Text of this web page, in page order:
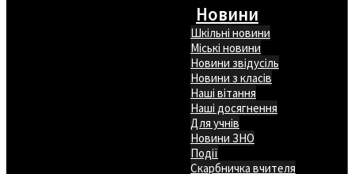
Новини
Шкільні новини
Міські новини
Новини звідусіль
Новини з класів
Наші вітання
Наші досягнення
Для учнів
Новини ЗНО
Події
Скарбничка вчителя